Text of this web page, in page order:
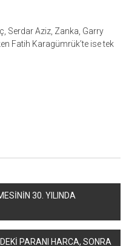
Serdar Aziz, Zanka, Garry
Fatih Karagümrük’te ise tek
30. YILINDA
PARANI HARCA, SONRA